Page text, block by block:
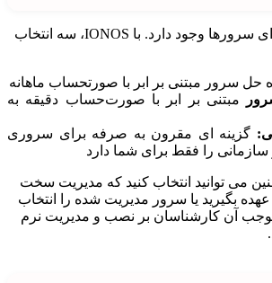
گزینه های مختلفی برای سرورها وجود دارد. با IONOS، سه انتخاب
حل سرور مبتنی بر ابر با صورتحساب ماهانه
مبتنی بر ابر با صورت‌حساب دقیقه به
گزینه ای مقرون به صرفه برای سروری
را فقط برای شما دارد
می توانید انتخاب کنید که مدیریت سخت
بگیرید یا سرور مدیریت شده را انتخاب
آن کارشناسان بر نصب و مدیریت نرم